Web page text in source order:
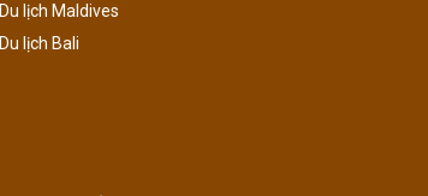
Du lịch Maldives
Du lịch Bali